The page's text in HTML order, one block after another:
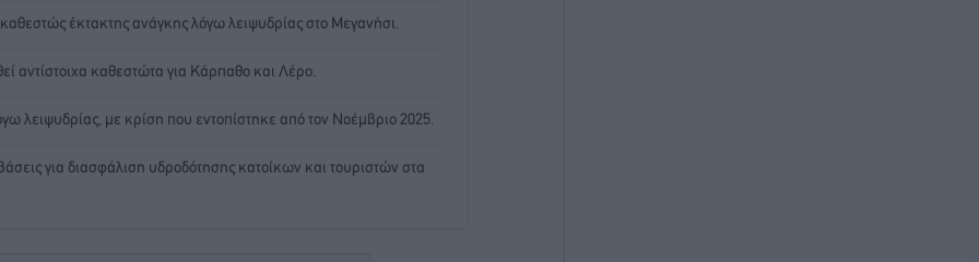
έκτακτης ανάγκης λόγω λειψυδρίας στο Μεγανήσι.
αντίστοιχα καθεστώτα για Κάρπαθο και Λέρο.
λειψυδρίας, με κρίση που εντοπίστηκε από τον Νοέμβριο 2025.
για διασφάλιση υδροδότησης κατοίκων και τουριστών στα